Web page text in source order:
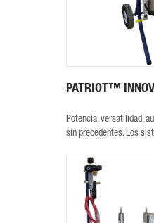
PATRIOT™
Potencia, versatilidad,
sin precedentes. Los